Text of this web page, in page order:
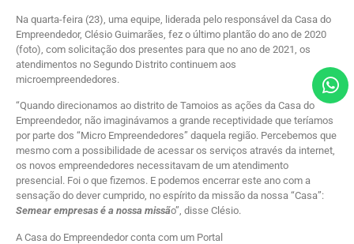
Na quarta-feira (23), uma equipe, liderada pelo responsável da Casa do
Empreendedor, Clésio Guimarães, fez o último plantão do ano de 2020
(foto), com solicitação dos presentes para que no ano de 2021, os
atendimentos no Segundo Distrito continuem aos
microempreendedores.
“Quando direcionamos ao distrito de Tamoios as ações da Casa do
Empreendedor, não imaginávamos a grande receptividade que teríamos
por parte dos “Micro Empreendedores” daquela região. Percebemos que
mesmo com a possibilidade de acessar os serviços através da internet,
os novos empreendedores necessitavam de um atendimento
presencial. Foi o que fizemos. E podemos encerrar este ano com a
sensação do dever cumprido, no espírito da missão da nossa “Casa”:
Semear empresas é a nossa missão”, disse Clésio.
A Casa do Empreendedor conta com um Portal